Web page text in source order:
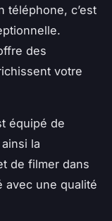
téléphone, c’est
des
votre
équipé de
la
de filmer dans
avec une qualité